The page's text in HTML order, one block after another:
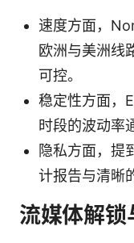
速度方面，
欧洲与美洲线
可控。
稳定性方面，
时段的波动率
隐私方面，提
计报告与清晰
流媒体解锁